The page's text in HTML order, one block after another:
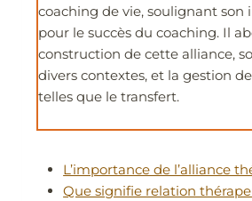
coaching de vie, soulignant son
pour le succès du coaching. Il
construction de cette alliance,
divers contextes, et la gestion
telles que le transfert.
L’importance de l’alliance
Que signifie relation